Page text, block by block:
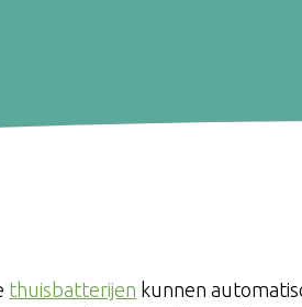
thuisbatterijen kunnen